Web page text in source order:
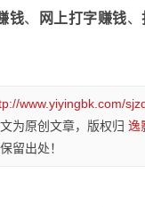
钱、 网上打字赚钱、
www.yiyingbk.com/
为原创文章，版权归 逸
留出处！